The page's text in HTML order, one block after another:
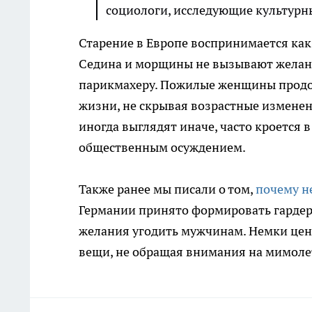
социологи, исследующие
Старение в Европе воспринимается
Седина и морщины не вызывают
парикмахеру. Пожилые женщины
жизни, не скрывая возрастные
иногда выглядят иначе, часто кроется
общественным осуждением.
Также ранее мы писали о том,почему
Германии принято формировать
желания угодить мужчинам. Немки
вещи, не обращая внимания на